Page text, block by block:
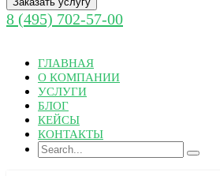
8 (495) 702-57-00
ГЛАВНАЯ
О КОМПАНИИ
УСЛУГИ
БЛОГ
КЕЙСЫ
КОНТАКТЫ